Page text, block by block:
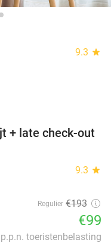
9.3 star
+ late check-out
9.3 star
Regulier €193
€99
toeristenbelasting